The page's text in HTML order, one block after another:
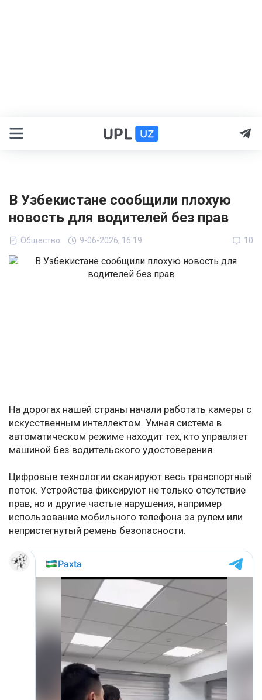
В Узбекистане сообщили плохую
новость для водителей без прав
Общество 9-06-2026, 16:19 10
На дорогах нашей страны начали работать камеры с
искусственным интеллектом. Умная система в
автоматическом режиме находит тех, кто управляет
машиной без водительского удостоверения.
Цифровые технологии сканируют весь транспортный
поток. Устройства фиксируют не только отсутствие
прав, но и другие частые нарушения, например
использование мобильного телефона за рулем или
непристегнутый ремень безопасности.